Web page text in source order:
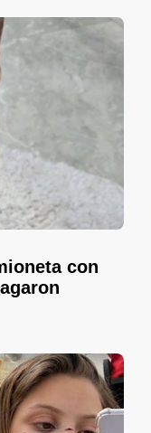
con